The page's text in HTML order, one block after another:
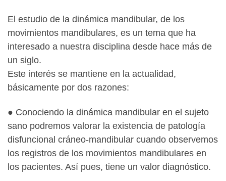
El estudio de la dinámica mandibular, de los
movimientos mandibulares, es un tema que ha
interesado a nuestra disciplina desde hace más de
un siglo.
Este interés se mantiene en la actualidad,
básicamente por dos razones:
● Conociendo la dinámica mandibular en el sujeto
sano podremos valorar la existencia de patología
disfuncional cráneo-mandibular cuando observemos
los registros de los movimientos mandibulares en
los pacientes. Así pues, tiene un valor diagnóstico.